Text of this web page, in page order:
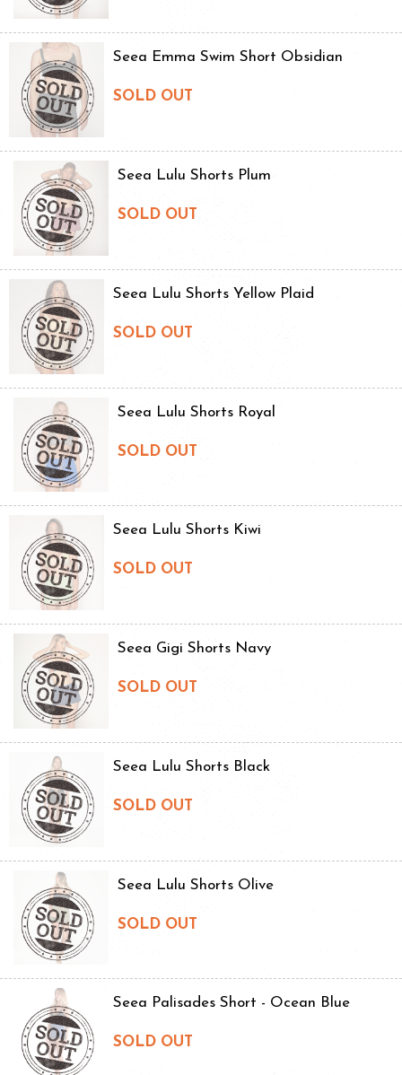
Seea Emma Swim Short Obsidian
SOLD OUT
Seea Lulu Shorts Plum
SOLD OUT
Seea Lulu Shorts Yellow Plaid
SOLD OUT
Seea Lulu Shorts Royal
SOLD OUT
Seea Lulu Shorts Kiwi
SOLD OUT
Seea Gigi Shorts Navy
SOLD OUT
Seea Lulu Shorts Black
SOLD OUT
Seea Lulu Shorts Olive
SOLD OUT
Seea Palisades Short - Ocean Blue
SOLD OUT